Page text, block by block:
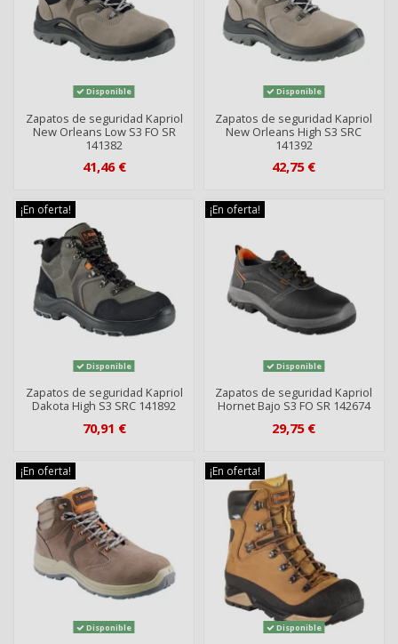
Disponible
Zapatos de seguridad Kapriol
New Orleans Low S3 FO SR
141382
41,46 €
Disponible
Zapatos de seguridad Kapriol
New Orleans High S3 SRC
141392
42,75 €
¡En oferta!
Disponible
Zapatos de seguridad Kapriol
Dakota High S3 SRC 141892
70,91 €
¡En oferta!
Disponible
Zapatos de seguridad Kapriol
Hornet Bajo S3 FO SR 142674
29,75 €
¡En oferta!
Disponible
¡En oferta!
Disponible